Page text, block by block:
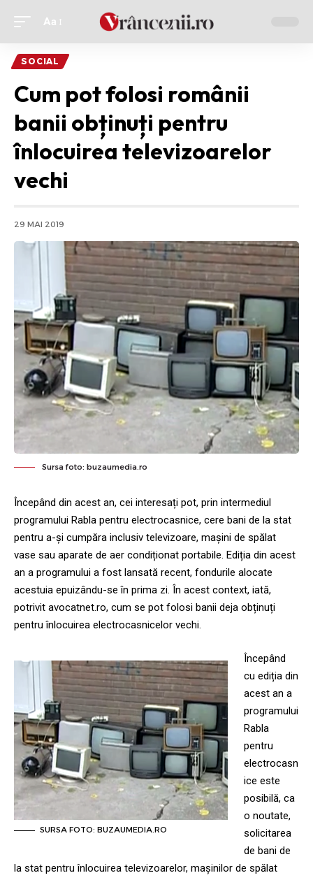
Ajustor
font
Aa
SOCIAL
Cum pot folosi românii
banii obținuți pentru
înlocuirea televizoarelor
vechi
29 MAI 2019
Sursa foto: buzaumedia.ro
Începând din acest an, cei interesați pot, prin intermediul
programului Rabla pentru electrocasnice, cere bani de la stat
pentru a-și cumpăra inclusiv televizoare, mașini de spălat
vase sau aparate de aer condiționat portabile. Ediția din acest
an a programului a fost lansată recent, fondurile alocate
acestuia epuizându-se în prima zi. În acest context, iată,
potrivit avocatnet.ro, cum se pot folosi banii deja obținuți
pentru înlocuirea electrocasnicelor vechi.
SURSA FOTO: BUZAUMEDIA.RO
Începând
cu ediția din
acest an a
programului
Rabla
pentru
electrocasn
ice este
posibilă, ca
o noutate,
solicitarea
de bani de
la stat pentru înlocuirea televizoarelor, mașinilor de spălat